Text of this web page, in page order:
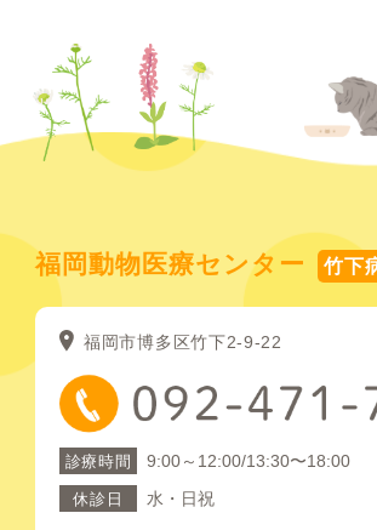
福岡動物医療センター 竹下
福岡市博多区竹下2-9-22
診療時間 9:00～12:00/13:30〜18:00
休診日 水・日祝